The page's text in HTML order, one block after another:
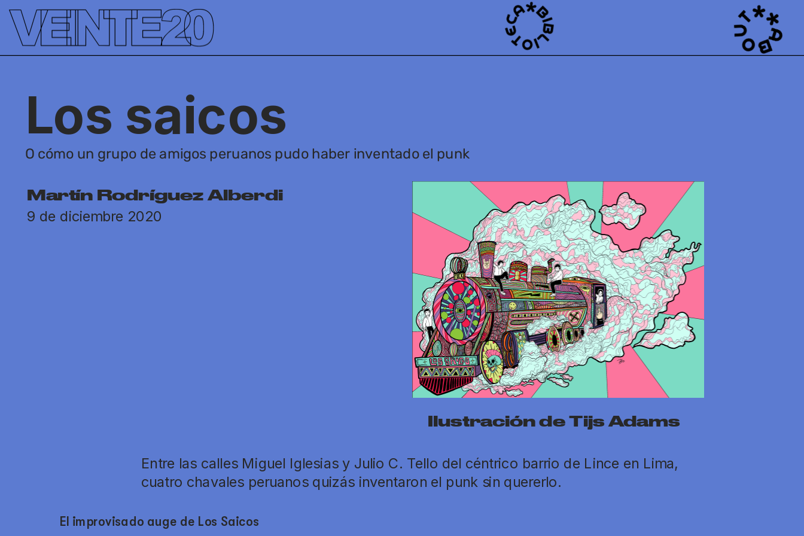
Los saicos
O cómo un grupo de amigos peruanos pudo haber inventado el punk
Martín Rodríguez Alberdi
9 de diciembre 2020
Ilustración de Tijs Adams
Entre las calles Miguel Iglesias y Julio C. Tello del céntrico barrio de Lince en Lima,
cuatro chavales peruanos quizás inventaron el punk sin quererlo.
El improvisado auge de Los Saicos